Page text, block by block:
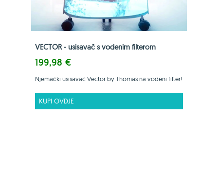
VECTOR - usisavač s vodenim filterom
199,98 €
Njemački usisavač Vector by Thomas na vodeni filter!
KUPI OVDJE